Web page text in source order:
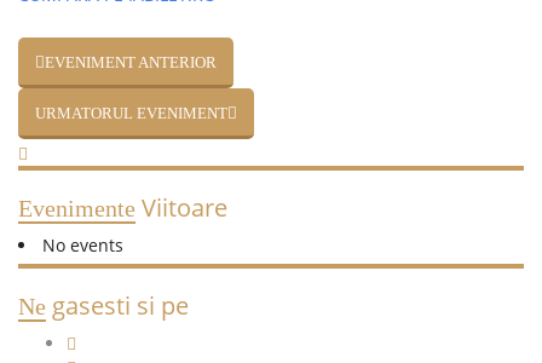
EVENIMENT ANTERIOR
URMATORUL EVENIMENT
Evenimente Viitoare
No events
Ne gasesti si pe